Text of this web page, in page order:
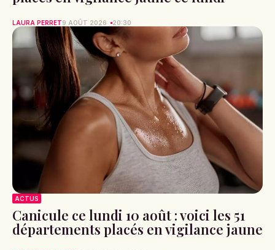
LAURA PERRET9 AOÛT 2026 20:30
ACTUS
Canicule ce lundi 10 août : voici les 51
départements placés en vigilance jaune